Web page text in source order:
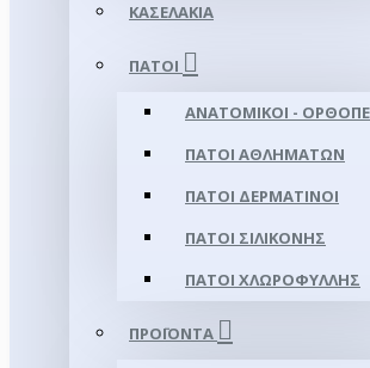
ΚΑΣΕΛΆΚΙΑ
ΠΆΤΟΙ
ΑΝΑΤΟΜΙΚΟΊ -
ΠΆΤΟΙ ΑΘΛΗΜΆΤΩΝ
ΠΆΤΟΙ ΔΕΡΜΆΤΙΝΟΙ
ΠΆΤΟΙ ΣΙΛΙΚΌΝΗΣ
ΠΆΤΟΙ ΧΛΩΡΟΦΎΛΛΗΣ
ΠΡΟΪΌΝΤΑ